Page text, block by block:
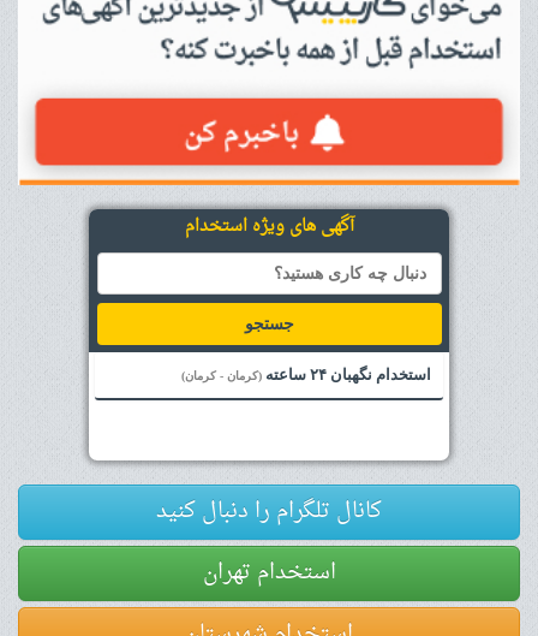
آگهی های ویژه استخدام
جستجو
استخدام نگهبان ۲۴ ساعته (کرمان - کرمان)
کانال تلگرام را دنبال کنید
استخدام تهران